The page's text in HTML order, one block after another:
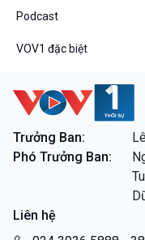
VOV1 đặc biệt
Thanh âm ký sự
Chân dung cuộc sống
Các chương trình đặc
Podcast
VOV1 đặc biệt
Trưởng Ban:
Phó Trưởng Ban:
Liên hệ